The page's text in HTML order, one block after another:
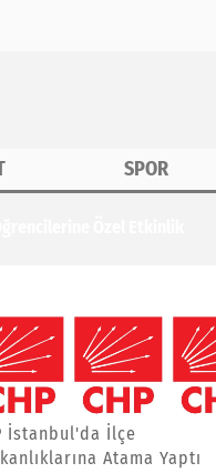
SPOR
İstanbul'da İlçe
Atama Yaptı